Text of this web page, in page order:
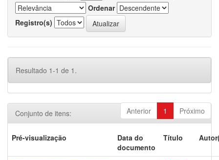
Ordenar
Registro(s)
Resultado 1-1 de 1.
Anterior 1 Próximo
Conjunto de itens:
Pré-visualização
Data do
documento
Título